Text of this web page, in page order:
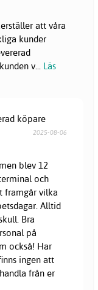
att våra
kunder
v... Läs
köpare
2025-08-06
blev 12
och
framgår vilka
Alltid
Bra
på
också! Har
ingen att
från er